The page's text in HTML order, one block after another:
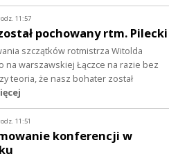
11:57
pochowany rtm. Pilecki
szczątków rotmistrza Witolda
na warszawskiej Łączce na razie bez
teoria, że nasz bohater został
11:51
konferencji w